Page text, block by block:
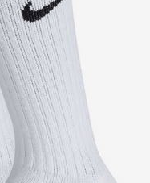
8
9
10